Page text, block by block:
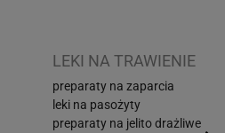
LEKI NA TRAWIENIE
preparaty na zaparcia
leki na pasożyty
preparaty na jelito drażliwe